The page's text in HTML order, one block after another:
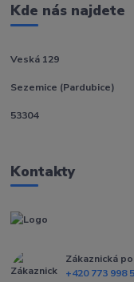
Kde nás najdete
Veská 129
Sezemice (Pardubice)
53304
Kontakty
Zákaznická
+420 773 998